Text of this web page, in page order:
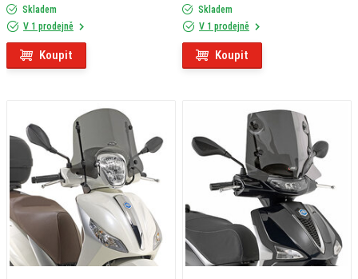
Skladem
V 1 prodejně
Koupit
Skladem
V 1 prodejně
Koupit